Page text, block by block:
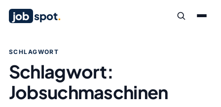
job spot.
SCHLAGWORT
Schlagwort:
Jobsuchmaschinen